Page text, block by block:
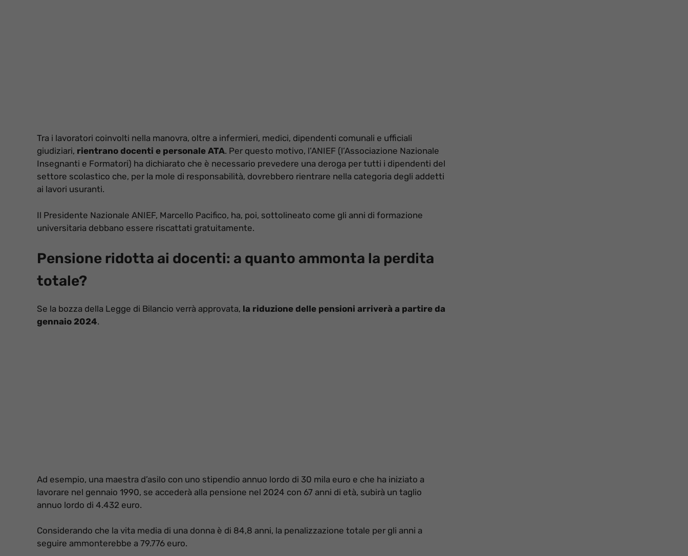
Tra i lavoratori coinvolti nella manovra, oltre a infermieri, medici, dipendenti comunali e ufficiali
giudiziari, rientrano docenti e personale ATA. Per questo motivo, l’ANIEF (l’Associazione Nazionale
Insegnanti e Formatori) ha dichiarato che è necessario prevedere una deroga per tutti i dipendenti del
settore scolastico che, per la mole di responsabilità, dovrebbero rientrare nella categoria degli addetti
ai lavori usuranti.
Il Presidente Nazionale ANIEF, Marcello Pacifico, ha, poi, sottolineato come gli anni di formazione
universitaria debbano essere riscattati gratuitamente.
Pensione ridotta ai docenti: a quanto ammonta la perdita
totale?
Se la bozza della Legge di Bilancio verrà approvata, la riduzione delle pensioni arriverà a partire da
gennaio 2024.
Ad esempio, una maestra d’asilo con uno stipendio annuo lordo di 30 mila euro e che ha iniziato a
lavorare nel gennaio 1990, se accederà alla pensione nel 2024 con 67 anni di età, subirà un taglio
annuo lordo di 4.432 euro.
Considerando che la vita media di una donna è di 84,8 anni, la penalizzazione totale per gli anni a
seguire ammonterebbe a 79.776 euro.